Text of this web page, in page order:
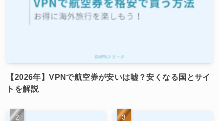
【2026年】VPNで航空券が安いは嘘？安くなる国とサイ
トを解説